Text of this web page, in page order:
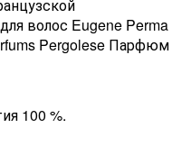
волос Eugene Perma
Pergolese Парфюм
100 %.